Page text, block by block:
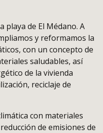
playa de El Médano. A
y reformamos la
con un concepto de
saludables, así
de la vivienda
reciclaje de
con materiales
de emisiones de